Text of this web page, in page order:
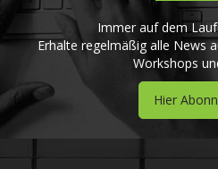
Immer auf dem
Erhalte regelmäßig alle News
Workshops
Hier